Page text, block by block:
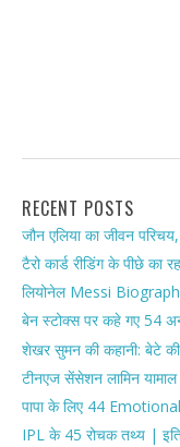
RECENT POSTS
जौन एलिया का जीवन
टैरो कार्ड रीडिंग के पीछे का
लियोनेल Messi
बेन स्टोक्स पर कहे गए 54
शेखर सुमन की कहानी: बेटे
टीनएज सेंसेशन लामिन यामाल
पापा के लिए 44
IPL के 45 रोचक तथ्य |